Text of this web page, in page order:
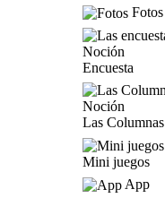
Fotos
Encuesta
Las Columnas
Mini juegos
App